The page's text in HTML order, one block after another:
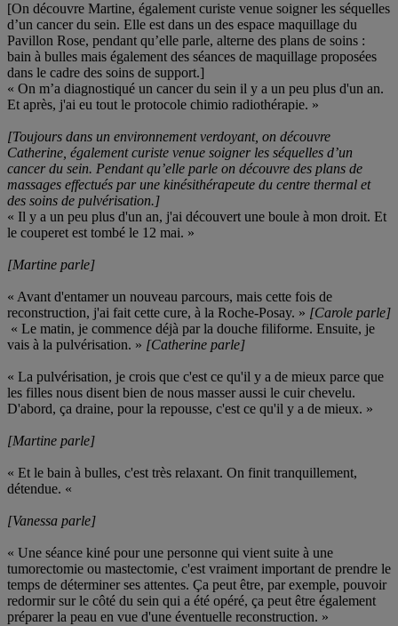
[On découvre Martine, également curiste venue soigner les séquelles
d’un cancer du sein. Elle est dans un des espace maquillage du
Pavillon Rose, pendant qu’elle parle, alterne des plans de soins :
bain à bulles mais également des séances de maquillage proposées
dans le cadre des soins de support.]
« On m’a diagnostiqué un cancer du sein il y a un peu plus d'un an.
Et après, j'ai eu tout le protocole chimio radiothérapie. »
[Toujours dans un environnement verdoyant, on découvre
Catherine, également curiste venue soigner les séquelles d’un
cancer du sein. Pendant qu’elle parle on découvre des plans de
massages effectués par une kinésithérapeute du centre thermal et
des soins de pulvérisation.]
« Il y a un peu plus d'un an, j'ai découvert une boule à mon droit. Et
le couperet est tombé le 12 mai. »
[Martine parle]
« Avant d'entamer un nouveau parcours, mais cette fois de
reconstruction, j'ai fait cette cure, à la Roche-Posay. » [Carole parle]
« Le matin, je commence déjà par la douche filiforme. Ensuite, je
vais à la pulvérisation. » [Catherine parle]
« La pulvérisation, je crois que c'est ce qu'il y a de mieux parce que
les filles nous disent bien de nous masser aussi le cuir chevelu.
D'abord, ça draine, pour la repousse, c'est ce qu'il y a de mieux. »
[Martine parle]
« Et le bain à bulles, c'est très relaxant. On finit tranquillement,
détendue. «
[Vanessa parle]
« Une séance kiné pour une personne qui vient suite à une
tumorectomie ou mastectomie, c'est vraiment important de prendre le
temps de déterminer ses attentes. Ça peut être, par exemple, pouvoir
redormir sur le côté du sein qui a été opéré, ça peut être également
préparer la peau en vue d'une éventuelle reconstruction. »